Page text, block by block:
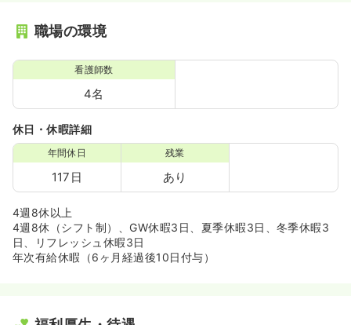
職場の環境
看護師数
4名
休日・休暇詳細
年間休日
117日
残業
あり
4週8休以上
4週8休（シフト制）、GW休暇3日、夏季休暇3日、冬季休暇3
日、リフレッシュ休暇3日
年次有給休暇（6ヶ月経過後10日付与）